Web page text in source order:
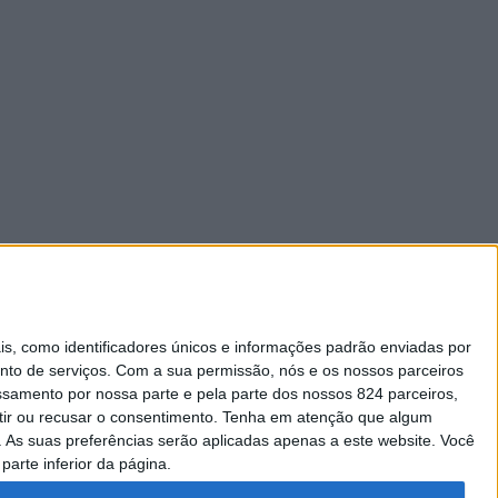
como identificadores únicos e informações padrão enviadas por
de serviços. Com a sua permissão, nós e os nossos parceiros
por nossa parte e pela parte dos nossos 824 parceiros,
ou recusar o consentimento. Tenha em atenção que algum
suas preferências serão aplicadas apenas a este website. Você
inferior da página.